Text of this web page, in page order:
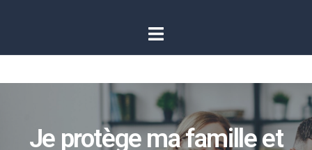
Je protège ma famille et